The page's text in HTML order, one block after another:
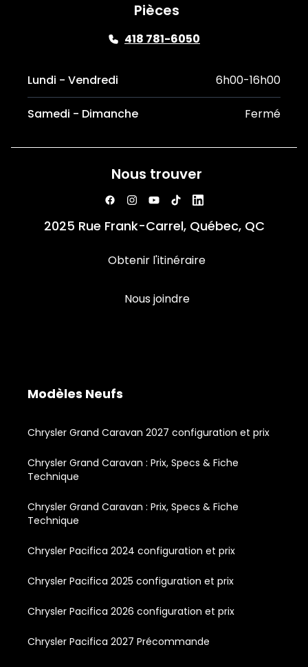
Pièces
418 781-6050
Lundi - Vendredi 6h00-16h00
Samedi - Dimanche Fermé
Nous trouver
2025 Rue Frank-Carrel, Québec, QC
Obtenir l'itinéraire
Nous joindre
Modèles Neufs
Chrysler Grand Caravan 2027 configuration et prix
Chrysler Grand Caravan : Prix, Specs & Fiche
Technique
Chrysler Grand Caravan : Prix, Specs & Fiche
Technique
Chrysler Pacifica 2024 configuration et prix
Chrysler Pacifica 2025 configuration et prix
Chrysler Pacifica 2026 configuration et prix
Chrysler Pacifica 2027 Précommande